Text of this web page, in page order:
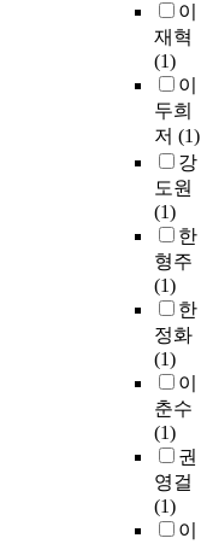
이
재혁
(1)
이
두희
저 (1)
강
도원
(1)
한
형주
(1)
한
정화
(1)
이
춘수
(1)
권
영걸
(1)
이